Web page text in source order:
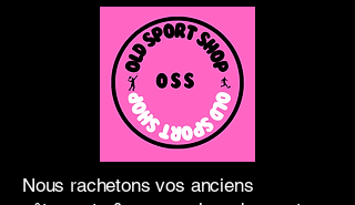
Nous rachetons vos anciens